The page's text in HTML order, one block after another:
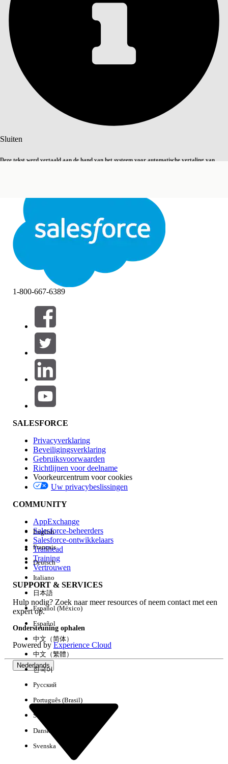
Sluiten
Deze tekst werd vertaald aan de hand van het systeem voor automatische vertaling van
Sluiten Sluiten
Zoeken
Filteren op (0)
FILTERS SELECTEREN
Productgebied
Invloed op functies
Edition
Ervaring
Alles wissen Gereed
Geen resultaten
1-800-667-6389
SALESFORCE
Privacyverklaring
Beveiligingsverklaring
Gebruiksvoorwaarden
Richtlijnen voor deelname
Voorkeurcentrum voor cookies
Uw privacybeslissingen
COMMUNITY
AppExchange
Salesforce-beheerders
Salesforce-ontwikkelaars
Trailhead
Training
Vertrouwen
SUPPORT & SERVICES
Hulp nodig? Zoek naar meer resources of neem contact met een
expert op.
Ondersteuning ophalen
Powered byExperience Cloud
Nederlands
English
Français
Deutsch
Italiano
日本語
Español (México)
Español
中文（简体）
中文（繁體）
한국어
Русский
Português (Brasil)
Suomi
Dansk
Svenska